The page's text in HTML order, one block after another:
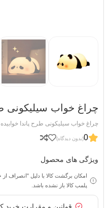
چراغ خواب سیلیکونی
چراغ خواب سیلیکونی طرح پاندا خوابیده
0(بدون دیدگاه)
ویژگی های محصول
امکان برگشت کالا با دلیل "انصراف
پلمب کالا باز نشده باشد.
قوانین و مقرارت خرید